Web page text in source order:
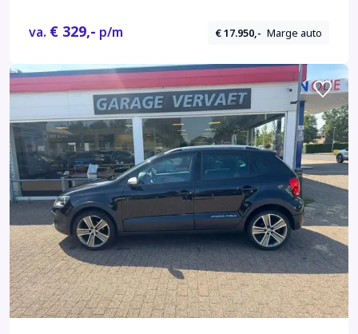
va. € 329,- p/m € 17.950,- Marge auto